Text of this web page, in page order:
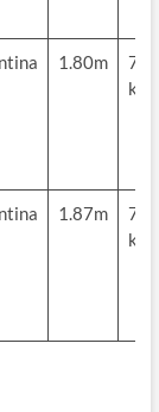
1.80m
70
kg
1.87m
78
kg